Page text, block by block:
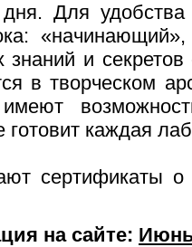
Для
и
в творческом
имеют
каждая
сертификаты
на сайте: